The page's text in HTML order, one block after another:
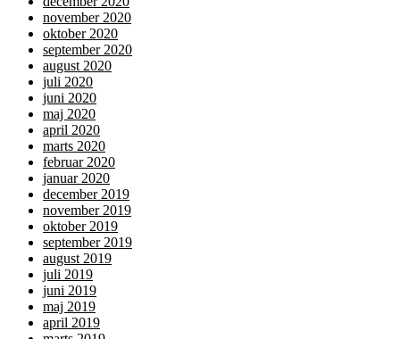
november 2020
oktober 2020
september 2020
august 2020
juli 2020
juni 2020
maj 2020
april 2020
marts 2020
februar 2020
januar 2020
december 2019
november 2019
oktober 2019
september 2019
august 2019
juli 2019
juni 2019
maj 2019
april 2019